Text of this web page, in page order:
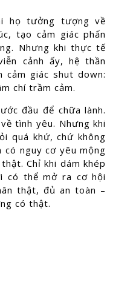
họ tưởng tượng về
tạo cảm giác phấn
Nhưng khi thực tế
cảnh ấy, hệ thần
cảm giác shut down:
chí trầm cảm.
đầu để chữa lành.
tình yêu. Nhưng khi
quá khứ, chứ không
nguy cơ yêu mộng
Chỉ khi dám khép
có thể mở ra cơ hội
thật, đủ an toàn –
có thật.